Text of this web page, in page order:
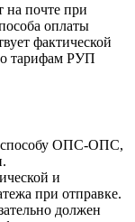
на почте при
оплаты
фактической
тарифам РУП
способу ОПС-ОПС,
и
при отправке.
должен